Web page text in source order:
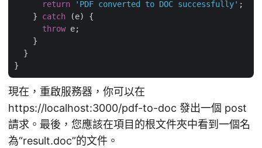
return
'PDF converted to DOC successfully' ;
    }
catch (e) {
throw e;
    }
  }
現在，重啟服務器，你可以在
https://localhost:3000/pdf-to-doc 發出一個 post
請求。最後，您應該在項目的根文件夾中看到一個名
為“result.doc”的文件。